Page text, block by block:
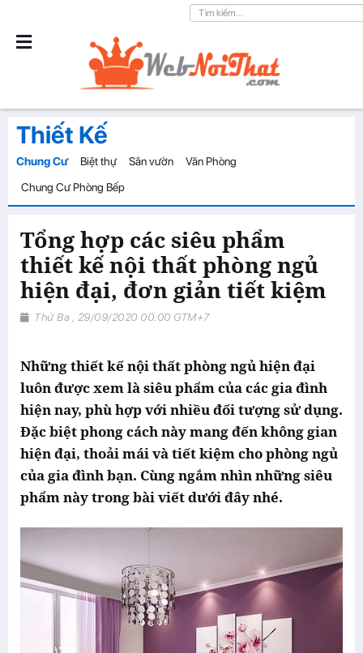
Thiết Kế
Chung Cư Biệt thự Sân vườn
Văn Phòng
Chung Cư Phòng Bếp
Tổng hợp các siêu phẩm
thiết kế nội thất phòng ngủ
hiện đại, đơn giản tiết kiệm
Thứ Ba , 29/09/2020 00:00 GTM+7
Những thiết kế nội thất phòng ngủ hiện đại
luôn được xem là siêu phẩm của các gia đình
hiện nay, phù hợp với nhiều đối tượng sử dụng.
Đặc biệt phong cách này mang đến không gian
hiện đại, thoải mái và tiết kiệm cho phòng ngủ
của gia đình bạn. Cùng ngắm nhìn những siêu
phẩm này trong bài viết dưới đây nhé.